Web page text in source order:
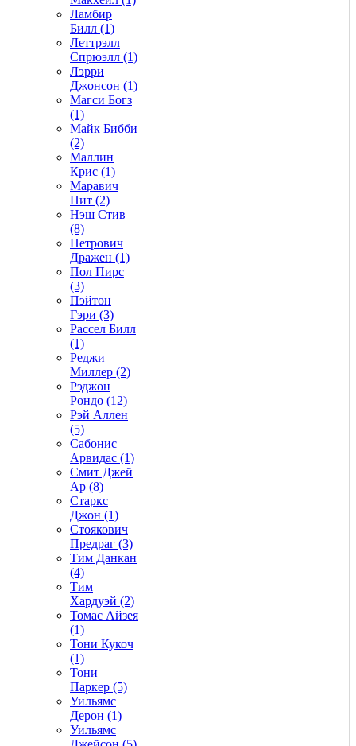
Ламбир
Билл (1)
Леттрэлл
Спрюэлл (1)
Лэрри
Джонсон (1)
Магси Богз
(1)
Майк Бибби
(2)
Маллин
Крис (1)
Маравич
Пит (2)
Нэш Стив
(8)
Петрович
Дражен (1)
Пол Пирс
(3)
Пэйтон
Гэри (3)
Рассел Билл
(1)
Реджи
Миллер (2)
Рэджон
Рондо (12)
Рэй Аллен
(5)
Сабонис
Арвидас (1)
Смит Джей
Ар (8)
Старкс
Джон (1)
Стоякович
Предраг (3)
Тим Данкан
(4)
Тим
Хардуэй (2)
Томас Айзея
(1)
Тони Кукоч
(1)
Тони
Паркер (5)
Уильямс
Дерон (1)
Уильямс